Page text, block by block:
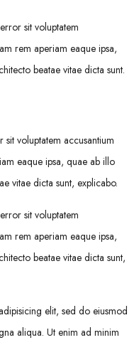
sit voluptatem
rem aperiam eaque ipsa,
beatae vitae dicta sunt.
sit voluptatem accusantium
eaque ipsa, quae ab illo
vitae dicta sunt, explicabo.
sit voluptatem
rem aperiam eaque ipsa,
beatae vitae dicta sunt,
elit, sed do eiusmod
aliqua. Ut enim ad minim